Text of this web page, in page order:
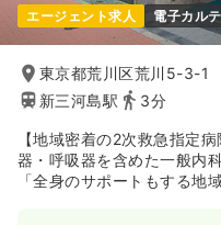
エージェント求人 電子カルテ
東京都荒川区荒川5-3-1
新三河島駅
3分
【地域密着の2次救急指定
器・呼吸器を含めた一般内
「全身のサポートもする地